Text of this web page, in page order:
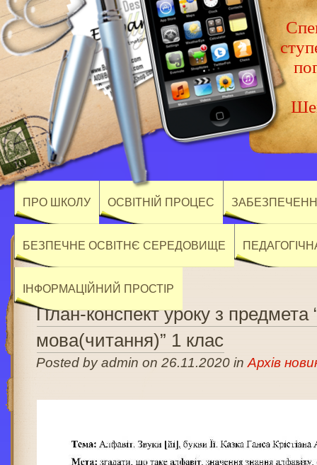
ПРО ШКОЛУ ОСВІТНІЙ ПРОЦЕС
БЕЗПЕЧНЕ ОСВІТНЄ СЕРЕДОВИЩЕ
ІНФОРМАЦІЙНИЙ ПРОСТІР
План-конспект уроку з предмета
мова(читання)” 1 клас
Posted by admin on 26.11.2020 inАрхів